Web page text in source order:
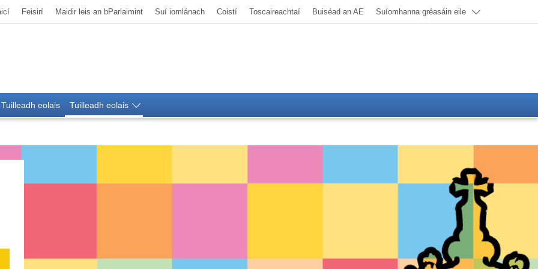
Feisirí Maidir leis an bParlaimint Suí iomlánach Coistí Toscaireachtaí Buiséad an AE Suíomhanna gréasáin eile
Tuilleadh eolais Tuilleadh eolais
don Óige